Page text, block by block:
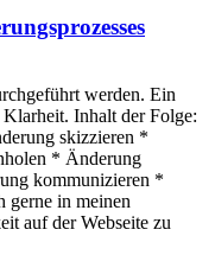
werden. Ein
Inhalt der Folge:
skizzieren *
* Änderung
kommunizieren *
gerne in meinen
auf der Webseite zu